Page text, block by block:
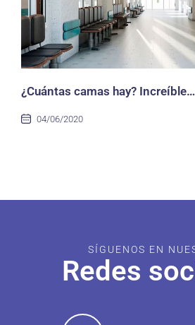
¿Cuántas camas hay?
04/06/2020
SÍGUENOS EN
Redes